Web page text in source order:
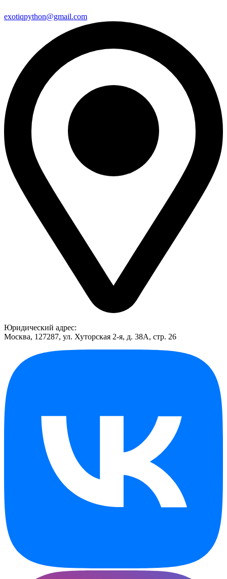
exotiqpython@gmail.com
Юридический адрес:
Москва, 127287, ул. Хуторская 2-я, д. 38А, стр. 26